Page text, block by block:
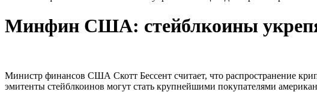
Минфин США: стейблкоины
Министр финансов США Скотт Бессент считает, что распространение
эмитенты стейблкоинов могут стать крупнейшими покупателями